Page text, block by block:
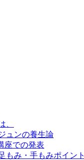
、
ュンの養生論
座での発表
もみ・手もみポイント